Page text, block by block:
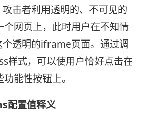
击者利用透明的、不可见的
网页上，此时用户在不知情
透明的iframe页面。通过调
样式，可以使用户恰好点击在
能性按钮上。
配置值释义